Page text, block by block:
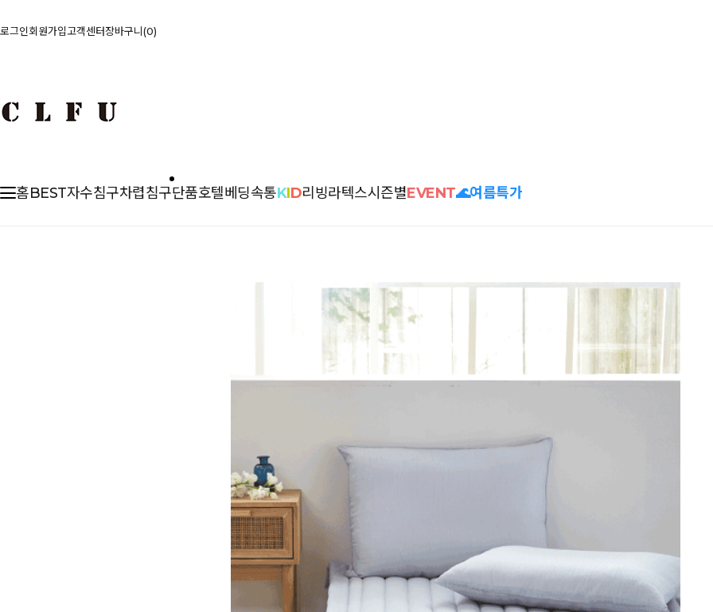
로그인회원가입고객센터장바구니 0
홈BEST자수침구차렵침구단품호텔베딩속통KID리빙라텍스시즌별EVENT🌊여름특가